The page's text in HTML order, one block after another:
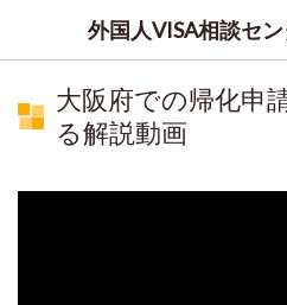
外国人VISA相談セ
大阪府での帰化申
る解説動画